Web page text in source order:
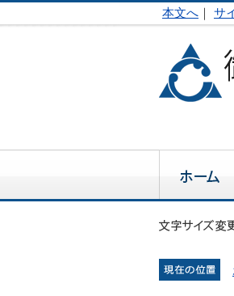
本文へ ｜ サ